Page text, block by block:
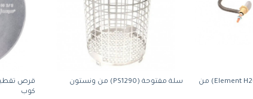
كوب
سلة مفتوحة (PS1290) من ونستون
Element H2O Proofer ( 2N-11162-08) من